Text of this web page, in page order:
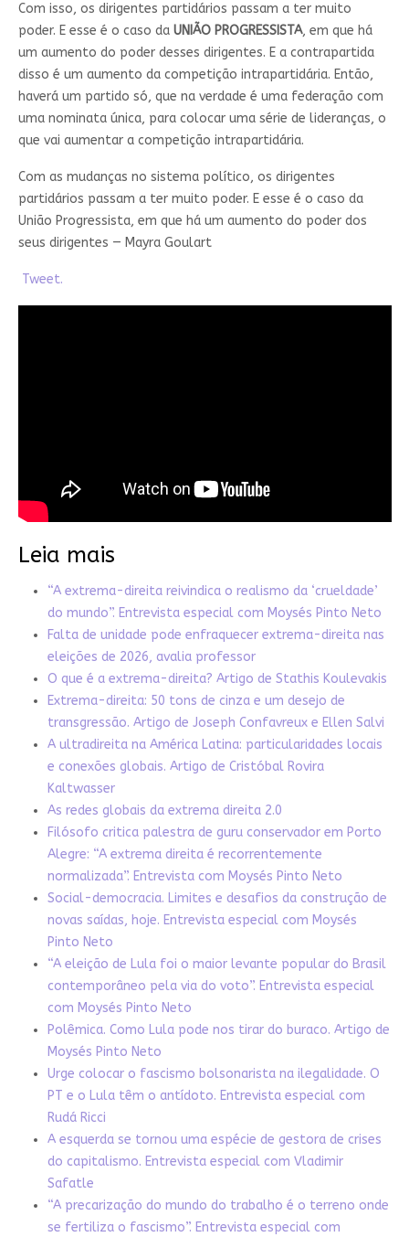
Com isso, os dirigentes partidários passam a ter muito
poder. E esse é o caso da UNIÃO PROGRESSISTA, em que há
um aumento do poder desses dirigentes. E a contrapartida
disso é um aumento da competição intrapartidária. Então,
haverá um partido só, que na verdade é uma federação com
uma nominata única, para colocar uma série de lideranças, o
que vai aumentar a competição intrapartidária.
Com as mudanças no sistema político, os dirigentes
partidários passam a ter muito poder. E esse é o caso da
União Progressista, em que há um aumento do poder dos
seus dirigentes — Mayra Goulart
Tweet.
Leia mais
“A extrema-direita reivindica o realismo da ‘crueldade’
do mundo”. Entrevista especial com Moysés Pinto Neto
Falta de unidade pode enfraquecer extrema-direita nas
eleições de 2026, avalia professor
O que é a extrema-direita? Artigo de Stathis Koulevakis
Extrema-direita: 50 tons de cinza e um desejo de
transgressão. Artigo de Joseph Confavreux e Ellen Salvi
A ultradireita na América Latina: particularidades locais
e conexões globais. Artigo de Cristóbal Rovira
Kaltwasser
As redes globais da extrema direita 2.0
Filósofo critica palestra de guru conservador em Porto
Alegre: “A extrema direita é recorrentemente
normalizada”. Entrevista com Moysés Pinto Neto
Social-democracia. Limites e desafios da construção de
novas saídas, hoje. Entrevista especial com Moysés
Pinto Neto
“A eleição de Lula foi o maior levante popular do Brasil
contemporâneo pela via do voto”. Entrevista especial
com Moysés Pinto Neto
Polêmica. Como Lula pode nos tirar do buraco. Artigo de
Moysés Pinto Neto
Urge colocar o fascismo bolsonarista na ilegalidade. O
PT e o Lula têm o antídoto. Entrevista especial com
Rudá Ricci
A esquerda se tornou uma espécie de gestora de crises
do capitalismo. Entrevista especial com Vladimir
Safatle
“A precarização do mundo do trabalho é o terreno onde
se fertiliza o fascismo”. Entrevista especial com